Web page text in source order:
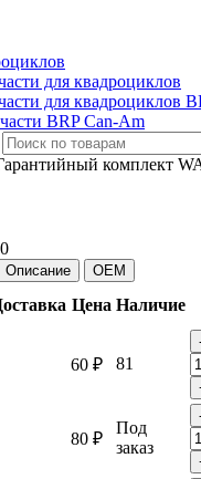
для квадроциклов
для квадроциклов
BRP Can-Am
Описание OEM
Цена Наличие
60 ₽ 81
80 ₽
Под
заказ